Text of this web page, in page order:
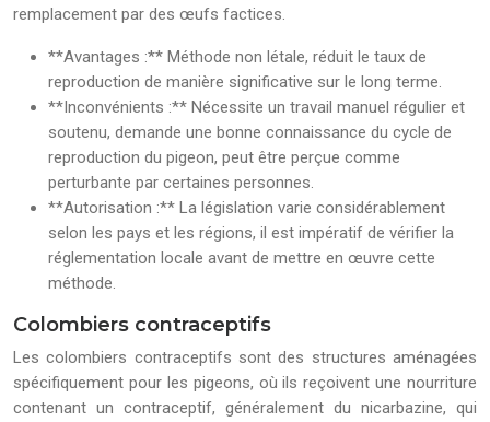
remplacement par des œufs factices.
**Avantages :** Méthode non létale, réduit le taux de
reproduction de manière significative sur le long terme.
**Inconvénients :** Nécessite un travail manuel régulier et
soutenu, demande une bonne connaissance du cycle de
reproduction du pigeon, peut être perçue comme
perturbante par certaines personnes.
**Autorisation :** La législation varie considérablement
selon les pays et les régions, il est impératif de vérifier la
réglementation locale avant de mettre en œuvre cette
méthode.
Colombiers contraceptifs
Les colombiers contraceptifs sont des structures aménagées
spécifiquement pour les pigeons, où ils reçoivent une nourriture
contenant un contraceptif, généralement du nicarbazine, qui